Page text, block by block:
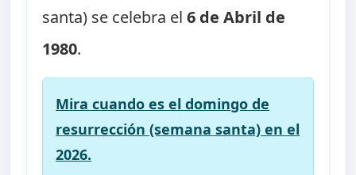
santa) se celebra el6 de Abril de
1980.
Mira cuando es el domingo de
resurrección (semana santa) en el
2026.